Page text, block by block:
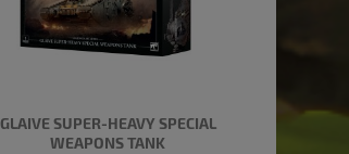
GLAIVE SUPER-HEAVY SPECIAL
WEAPONS TANK